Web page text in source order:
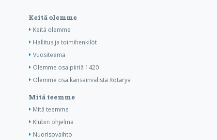
Keitä olemme
Keitä olemme
Hallitus ja toimihenkilöt
Vuositeema
Olemme osa piiriä 1420
Olemme osa kansainvälistä Rotarya
Mitä teemme
Mitä teemme
Klubin ohjelma
Nuorisovaihto